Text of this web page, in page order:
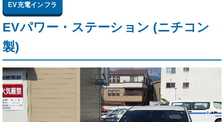
EV充電インフラ
EVパワー・ステーション (ニチコン
製)